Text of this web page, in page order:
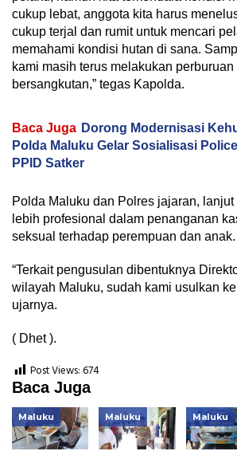
cukup lebat, anggota kita harus
cukup terjal dan rumit untuk mencari
memahami kondisi hutan di sana.
kami masih terus melakukan
bersangkutan,” tegas Kapolda.
Baca Juga Dorong Modernisasi
Polda Maluku Gelar Sosialisasi
PPID Satker
Polda Maluku dan Polres jajaran,
lebih profesional dalam penanganan
seksual terhadap perempuan dan anak.
“Terkait pengusulan dibentuknya
wilayah Maluku, sudah kami usulkan
ujarnya.
( Dhet ).
Post Views:674
Baca Juga
Maluku Maluku Maluku